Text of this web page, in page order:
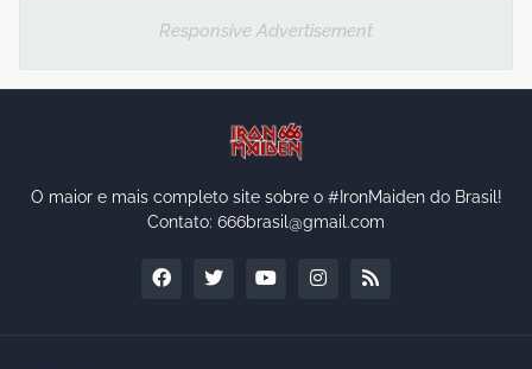
Responsive Advertisement
O maior e mais completo site sobre o #IronMaiden do Brasil!
Contato: 666brasil@gmail.com